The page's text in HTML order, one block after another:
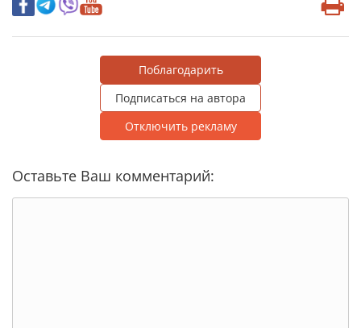
Поблагодарить
Подписаться на автора
Отключить рекламу
Оставьте Ваш комментарий: